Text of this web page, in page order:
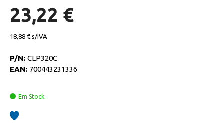
23,22 €
18,88 €
P/N: CLP320C
EAN: 700443231336
Em Stock